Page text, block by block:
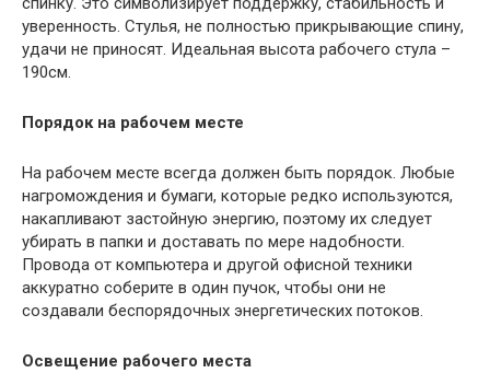
уверенность. Стулья, не полностью прикрывающие спину,
удачи не приносят. Идеальная высота рабочего стула –
190см.
Порядок на рабочем месте
На рабочем месте всегда должен быть порядок. Любые
нагромождения и бумаги, которые редко используются,
накапливают застойную энергию, поэтому их следует
убирать в папки и доставать по мере надобности.
Провода от компьютера и другой офисной техники
аккуратно соберите в один пучок, чтобы они не
создавали беспорядочных энергетических потоков.
Освещение рабочего места